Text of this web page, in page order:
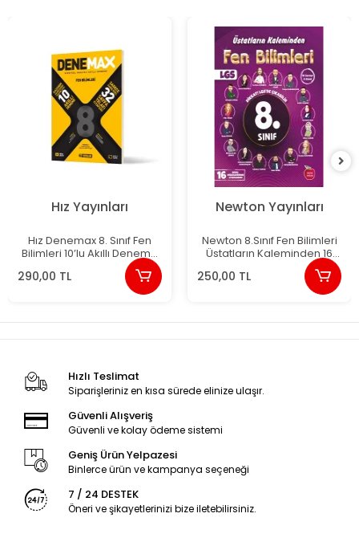
Hız Yayınları
Hız Denemax 8. Sınıf Fen
Bilimleri 10’lu Akıllı Deneme
290,00 TL
Newton Yayınları
Newton 8.Sınıf Fen Bilimleri
Üstatların Kaleminden 16
250,00 TL
Hızlı Teslimat
Siparişleriniz en kısa sürede elinize ulaşır.
Güvenli Alışveriş
Güvenli ve kolay ödeme sistemi
Geniş Ürün Yelpazesi
Binlerce ürün ve kampanya seçeneği
7 / 24 DESTEK
Öneri ve şikayetlerinizi bize iletebilirsiniz.